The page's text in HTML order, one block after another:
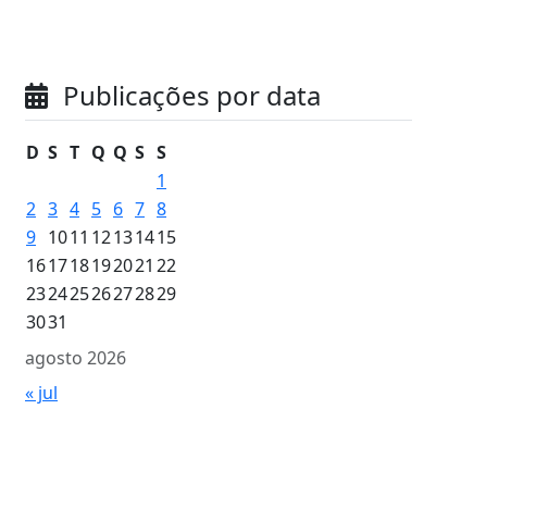
Publicações por data
agosto 2026
D S T Q Q S S
1
2 3 4 5 6 7 8
9 1011 12131415
161718192021 22
23242526272829
3031
« jul